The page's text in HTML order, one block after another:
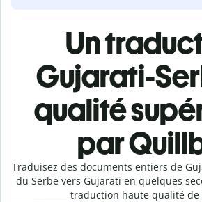
Un
Gujarati-
qualité
par
Traduisez des documents entiers de
du Serbe vers Gujarati en quelques
traduction haute qualité de